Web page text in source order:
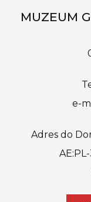
MUZEUM
e-
Adres do